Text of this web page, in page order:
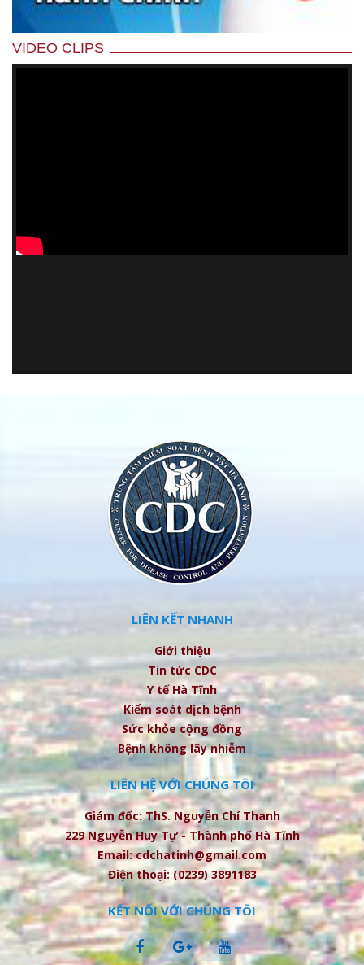
VIDEO CLIPS
LIÊN KẾT NHANH
Giới thiệu
Tin tức CDC
Y tế Hà Tĩnh
Kiểm soát dịch bệnh
Sức khỏe cộng đồng
Bệnh không lây nhiễm
LIÊN HỆ VỚI CHÚNG TÔI
Giám đốc: ThS. Nguyễn Chí Thanh
229 Nguyễn Huy Tự - Thành phố Hà Tĩnh
Email: cdchatinh@gmail.com
Điện thoại: (0239) 3891183
KẾT NỐI VỚI CHÚNG TÔI